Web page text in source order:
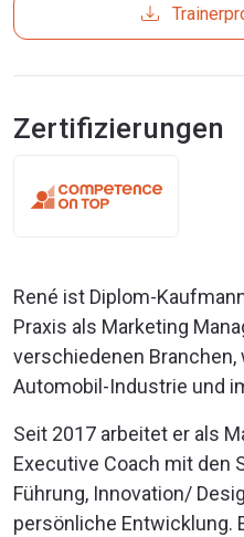
Zertifizierungen
René ist Diplom-
Praxis als Marketing
verschiedenen
Automobil-Industrie und
Seit 2017 arbeitet er als
Executive Coach mit den
Führung, Innovation/
persönliche Entwicklung.